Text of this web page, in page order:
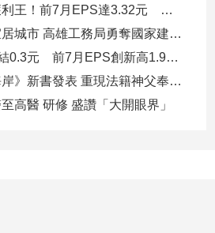
台灣大蟬聯電信獲利王！前7月EPS達3.32元 中華電3.11、遠傳2.46元
打造更具競爭力宜居城市 高雄工務局勇奪國家建築界9大獎
永豐金7月EPS自結0.3元 前7月EPS創新高1.96元！
科博館《走徑東海岸》新書發表 重現法籍神父奉獻足跡與歷史日記
高醫 研修 盛讚「大開眼界」